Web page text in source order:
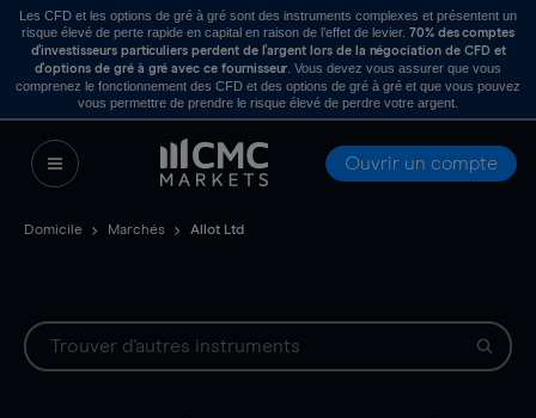
Les CFD et les options de gré à gré sont des instruments complexes et présentent un
risque élevé de perte rapide en capital en raison de l’effet de levier. 70% des comptes
d’investisseurs particuliers perdent de l’argent lors de la négociation de CFD et
d’options de gré à gré avec ce fournisseur . Vous devez vous assurer que vous
comprenez le fonctionnement des CFD et des options de gré à gré et que vous pouvez
vous permettre de prendre le risque élevé de perdre votre argent.
Ouvrir un compte
Domicile Marchés Allot Ltd